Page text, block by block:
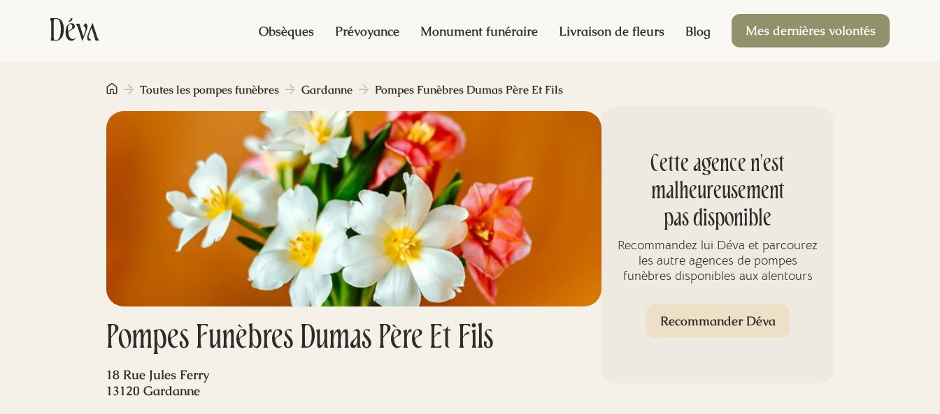
Obsèques Prévoyance Monument funéraire Livraison de fleurs Blog Mes dernières volontés
Pompes Funèbres Dumas Père Et Fils
Toutes les pompes funèbres Gardanne Pompes Funèbres Dumas Père Et Fils
18 Rue Jules Ferry
13120 Gardanne
Cette agence n'est
malheureusement
pas disponible
Recommandez lui Déva et parcourez
les autre agences de pompes
funèbres disponibles aux alentours
Recommander Déva